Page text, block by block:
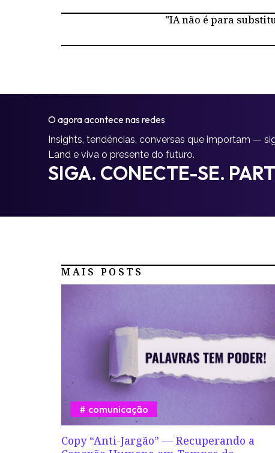
"IA não é para
O agora acontece nas redes
Insights, tendências, conversas que importam —
Land e viva o presente do futuro.
SIGA. CONECTE-SE.
MAIS POSTS
Copy “Anti-Jargão” — Recuperando a
comunicação